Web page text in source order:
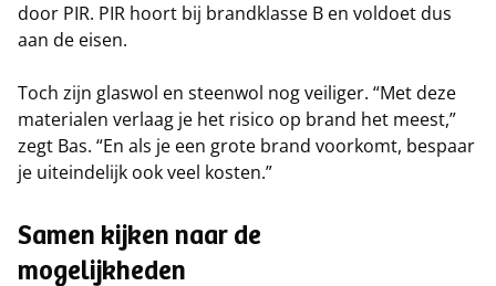
door PIR. PIR hoort bij brandklasse B en voldoet dus
aan de eisen.
Toch zijn glaswol en steenwol nog veiliger. “Met deze
materialen verlaag je het risico op brand het meest,”
zegt Bas. “En als je een grote brand voorkomt, bespaar
je uiteindelijk ook veel kosten.”
Samen kijken naar de
mogelijkheden